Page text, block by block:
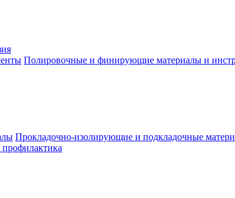
Полировочные и финирующие материалы и
Прокладочно-изолирующие и подкладочные